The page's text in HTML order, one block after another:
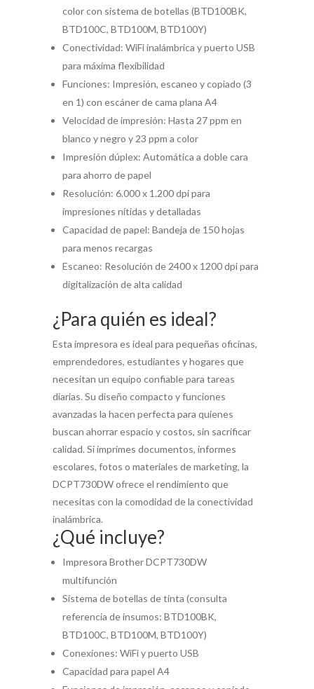
color con sistema de botellas (BTD100BK,
BTD100C, BTD100M, BTD100Y)
Conectividad: WiFi inalámbrica y puerto USB
para máxima flexibilidad
Funciones: Impresión, escaneo y copiado (3
en 1) con escáner de cama plana A4
Velocidad de impresión: Hasta 27 ppm en
blanco y negro y 23 ppm a color
Impresión dúplex: Automática a doble cara
para ahorro de papel
Resolución: 6.000 x 1.200 dpi para
impresiones nítidas y detalladas
Capacidad de papel: Bandeja de 150 hojas
para menos recargas
Escaneo: Resolución de 2400 x 1200 dpi para
digitalización de alta calidad
¿Para quién es ideal?
Esta impresora es ideal para pequeñas oficinas,
emprendedores, estudiantes y hogares que
necesitan un equipo confiable para tareas
diarias. Su diseño compacto y funciones
avanzadas la hacen perfecta para quienes
buscan ahorrar espacio y costos, sin sacrificar
calidad. Si imprimes documentos, informes
escolares, fotos o materiales de marketing, la
DCPT730DW ofrece el rendimiento que
necesitas con la comodidad de la conectividad
inalámbrica.
¿Qué incluye?
Impresora Brother DCPT730DW
multifunción
Sistema de botellas de tinta (consulta
referencia de insumos: BTD100BK,
BTD100C, BTD100M, BTD100Y)
Conexiones: WiFi y puerto USB
Capacidad para papel A4